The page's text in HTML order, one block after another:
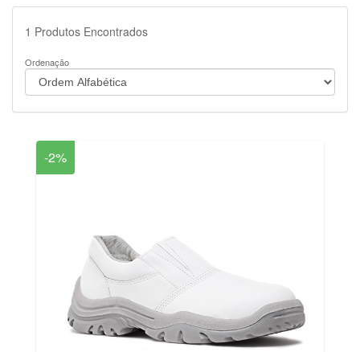
1 Produtos Encontrados
Ordenação
-2%